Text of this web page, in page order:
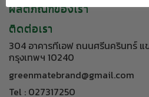
ผลิตภัณฑ์ของเรา
ติดต่อเรา
304 อาคารทีเอฟ ถนนศรีนครินทร์ แ
กรุงเทพฯ 10240
greenmatebrand@gmail.com
Tel : 027317250